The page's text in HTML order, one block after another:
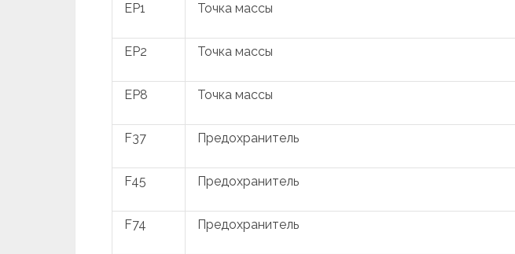
EP1 Точка массы
EP2 Точка массы
EP8 Точка массы
F37 Предохранитель
F45 Предохранитель
F74 Предохранитель